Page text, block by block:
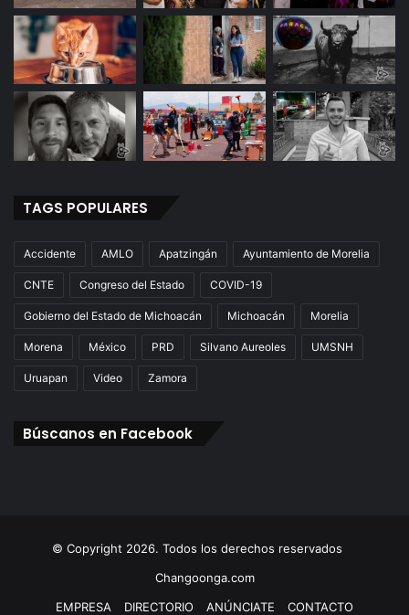
TAGS POPULARES
Accidente AMLO Apatzingán Ayuntamiento de Morelia
CNTE Congreso del Estado COVID-19
Gobierno del Estado de Michoacán Michoacán Morelia
Morena México PRD Silvano Aureoles UMSNH
Uruapan Video Zamora
Búscanos en Facebook
© Copyright 2026. Todos los derechos reservados
Changoonga.com
EMPRESA
DIRECTORIO ANÚNCIATE CONTACTO